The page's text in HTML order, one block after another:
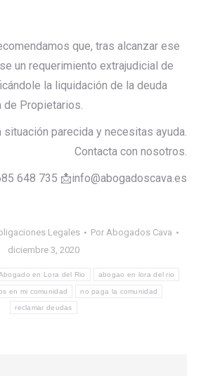
que, tras alcanzar ese
un requerimiento extrajudicial de
la liquidación de la deuda
de Propietarios.
situación parecida y necesitas ayuda.
Contacta con nosotros.
648 735 📩info@abogadoscava.es
Legales Por Abogados Cava
diciembre 3, 2020
en Lora del Rio abogao en lora del rio
en mi comunidad no paga la comunidad
reclamar deudas